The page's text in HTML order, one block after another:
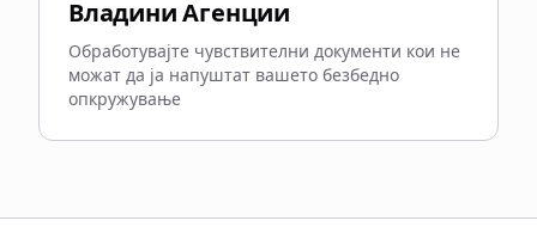
Владини Агенции
Обработувајте чувствителни документи кои не
можат да ја напуштат вашето безбедно
опкружување